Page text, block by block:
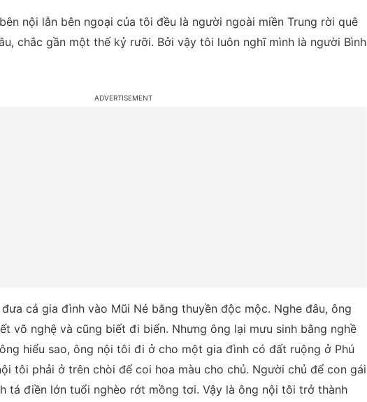
nội lẫn bên ngoại của tôi đều là người ngoài miền Trung rời quê
chắc gần một thế kỷ rưỡi. Bởi vậy tôi luôn nghĩ mình là người Bình
cả gia đình vào Mũi Né bằng thuyền độc mộc. Nghe đâu, ông
võ nghệ và cũng biết đi biển. Nhưng ông lại mưu sinh bằng nghề
hiểu sao, ông nội tôi đi ở cho một gia đình có đất ruộng ở Phú
tôi phải ở trên chòi để coi hoa màu cho chủ. Người chủ để con gái
tá điền lớn tuổi nghèo rớt mồng tơi. Vậy là ông nội tôi trở thành